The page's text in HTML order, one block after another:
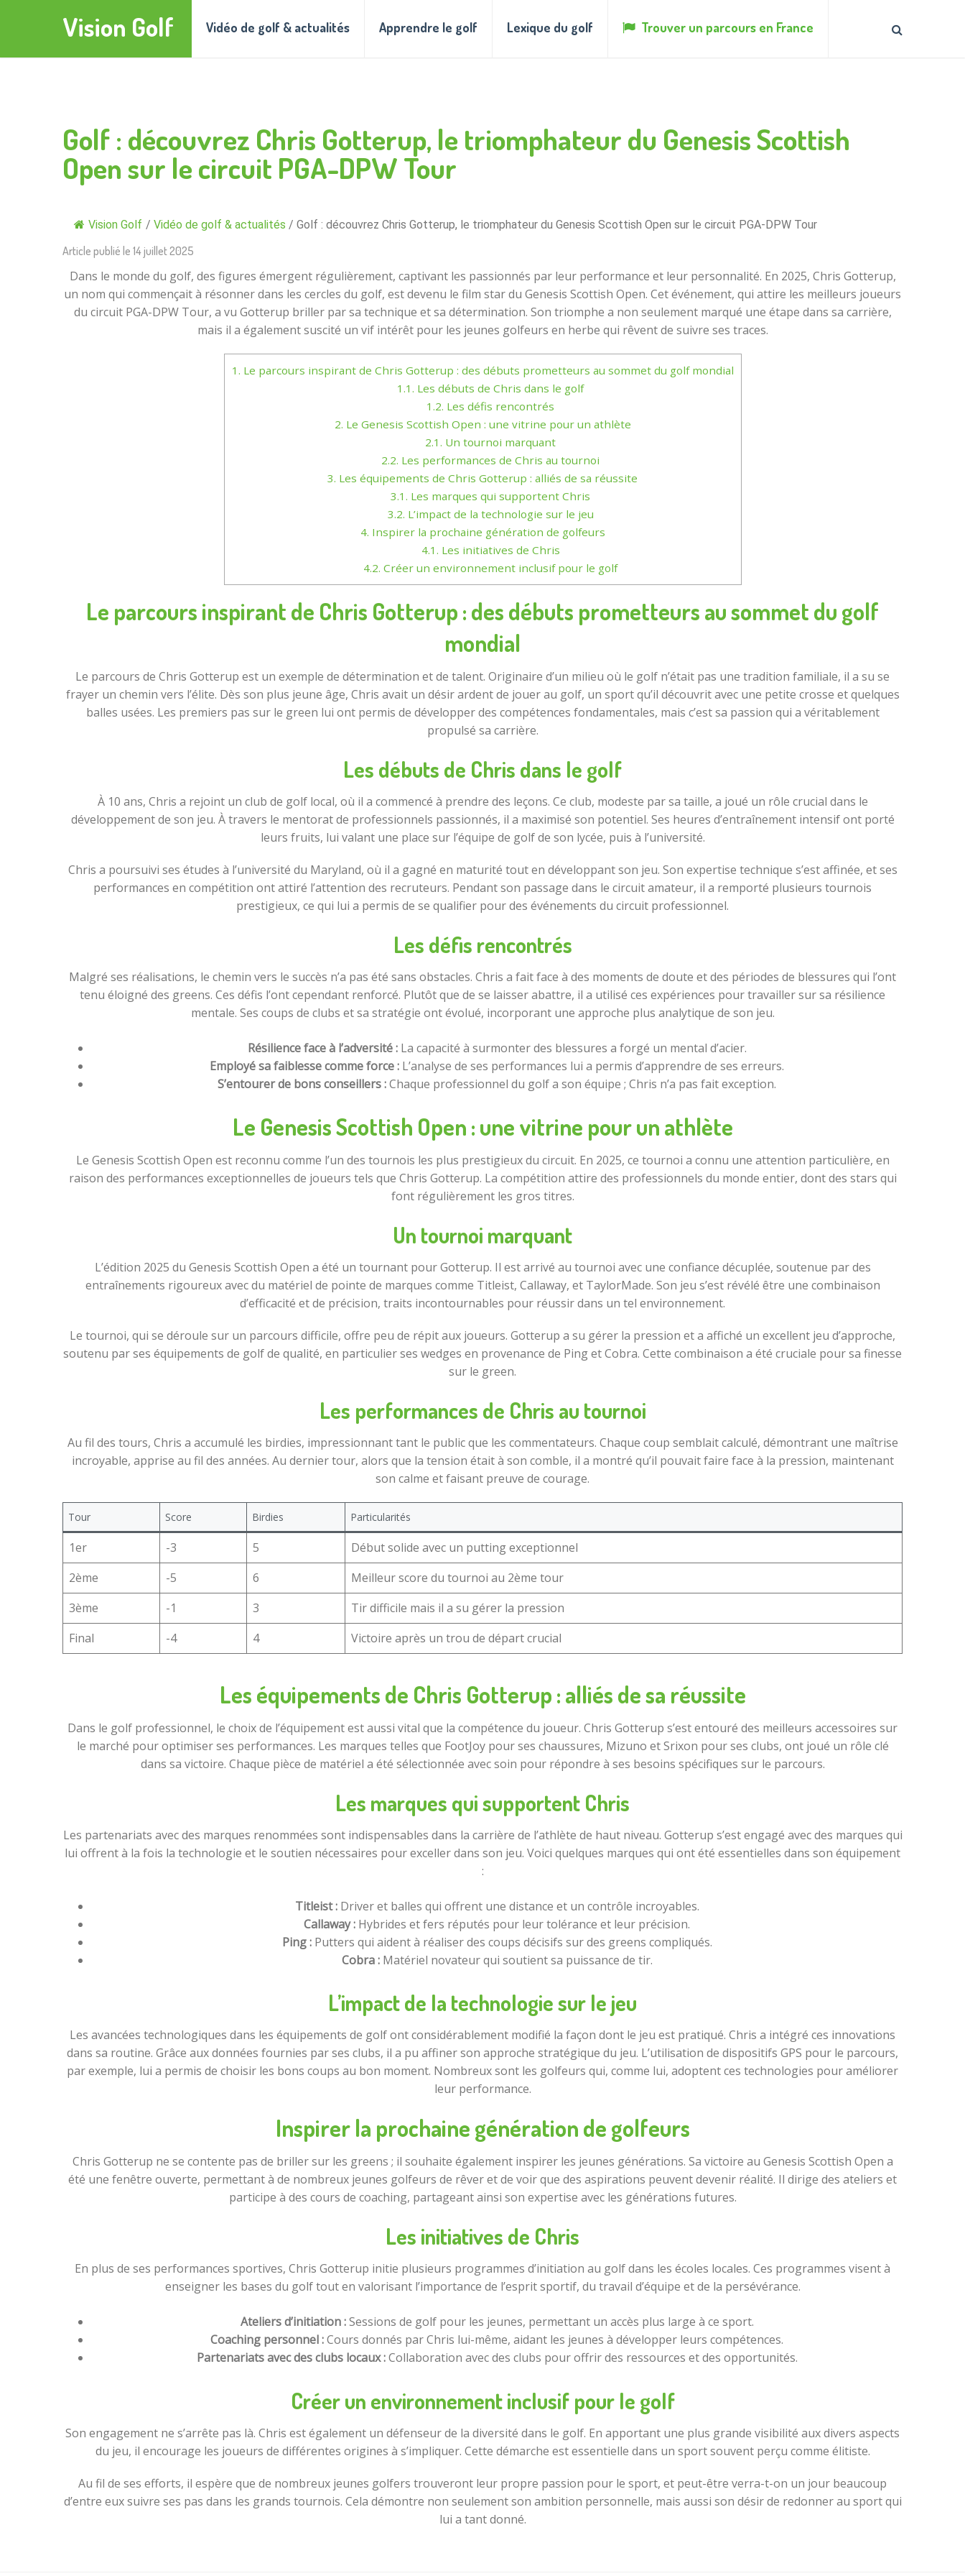
Vision Golf Vidéo de golf & actualités Apprendre le golf Lexique du golf Trouver un parcours en France
Golf : découvrez Chris Gotterup, le triomphateur du Genesis Scottish
Open sur le circuit PGA-DPW Tour
Vision Golf / Vidéo de golf & actualités / Golf : découvrez Chris Gotterup, le triomphateur du Genesis Scottish Open sur le circuit PGA-DPW Tour
Article publié le 14 juillet 2025
Dans le monde du golf, des figures émergent régulièrement, captivant les passionnés par leur performance et leur personnalité. En 2025, Chris Gotterup,
un nom qui commençait à résonner dans les cercles du golf, est devenu le film star du Genesis Scottish Open. Cet événement, qui attire les meilleurs joueurs
du circuit PGA-DPW Tour, a vu Gotterup briller par sa technique et sa détermination. Son triomphe a non seulement marqué une étape dans sa carrière,
mais il a également suscité un vif intérêt pour les jeunes golfeurs en herbe qui rêvent de suivre ses traces.
1. Le parcours inspirant de Chris Gotterup : des débuts prometteurs au sommet du golf mondial
1.1. Les débuts de Chris dans le golf
1.2. Les défis rencontrés
2. Le Genesis Scottish Open : une vitrine pour un athlète
2.1. Un tournoi marquant
2.2. Les performances de Chris au tournoi
3. Les équipements de Chris Gotterup : alliés de sa réussite
3.1. Les marques qui supportent Chris
3.2. L’impact de la technologie sur le jeu
4. Inspirer la prochaine génération de golfeurs
4.1. Les initiatives de Chris
4.2. Créer un environnement inclusif pour le golf
Le parcours inspirant de Chris Gotterup : des débuts prometteurs au sommet du golf
mondial
Le parcours de Chris Gotterup est un exemple de détermination et de talent. Originaire d’un milieu où le golf n’était pas une tradition familiale, il a su se
frayer un chemin vers l’élite. Dès son plus jeune âge, Chris avait un désir ardent de jouer au golf, un sport qu’il découvrit avec une petite crosse et quelques
balles usées. Les premiers pas sur le green lui ont permis de développer des compétences fondamentales, mais c’est sa passion qui a véritablement
propulsé sa carrière.
Les débuts de Chris dans le golf
À 10 ans, Chris a rejoint un club de golf local, où il a commencé à prendre des leçons. Ce club, modeste par sa taille, a joué un rôle crucial dans le
développement de son jeu. À travers le mentorat de professionnels passionnés, il a maximisé son potentiel. Ses heures d’entraînement intensif ont porté
leurs fruits, lui valant une place sur l’équipe de golf de son lycée, puis à l’université.
Chris a poursuivi ses études à l’université du Maryland, où il a gagné en maturité tout en développant son jeu. Son expertise technique s’est affinée, et ses
performances en compétition ont attiré l’attention des recruteurs. Pendant son passage dans le circuit amateur, il a remporté plusieurs tournois
prestigieux, ce qui lui a permis de se qualifier pour des événements du circuit professionnel.
Les défis rencontrés
Malgré ses réalisations, le chemin vers le succès n’a pas été sans obstacles. Chris a fait face à des moments de doute et des périodes de blessures qui l’ont
tenu éloigné des greens. Ces défis l’ont cependant renforcé. Plutôt que de se laisser abattre, il a utilisé ces expériences pour travailler sur sa résilience
mentale. Ses coups de clubs et sa stratégie ont évolué, incorporant une approche plus analytique de son jeu.
Résilience face à l’adversité :La capacité à surmonter des blessures a forgé un mental d’acier.
Employé sa faiblesse comme force : L’analyse de ses performances lui a permis d’apprendre de ses erreurs.
S’entourer de bons conseillers :Chaque professionnel du golf a son équipe ; Chris n’a pas fait exception.
Le Genesis Scottish Open : une vitrine pour un athlète
Le Genesis Scottish Open est reconnu comme l’un des tournois les plus prestigieux du circuit. En 2025, ce tournoi a connu une attention particulière, en
raison des performances exceptionnelles de joueurs tels que Chris Gotterup. La compétition attire des professionnels du monde entier, dont des stars qui
font régulièrement les gros titres.
Un tournoi marquant
L’édition 2025 du Genesis Scottish Open a été un tournant pour Gotterup. Il est arrivé au tournoi avec une confiance décuplée, soutenue par des
entraînements rigoureux avec du matériel de pointe de marques comme Titleist, Callaway, et TaylorMade. Son jeu s’est révélé être une combinaison
d’efficacité et de précision, traits incontournables pour réussir dans un tel environnement.
Le tournoi, qui se déroule sur un parcours difficile, offre peu de répit aux joueurs. Gotterup a su gérer la pression et a affiché un excellent jeu d’approche,
soutenu par ses équipements de golf de qualité, en particulier ses wedges en provenance de Ping et Cobra. Cette combinaison a été cruciale pour sa finesse
sur le green.
Les performances de Chris au tournoi
Au fil des tours, Chris a accumulé les birdies, impressionnant tant le public que les commentateurs. Chaque coup semblait calculé, démontrant une maîtrise
incroyable, apprise au fil des années. Au dernier tour, alors que la tension était à son comble, il a montré qu’il pouvait faire face à la pression, maintenant
son calme et faisant preuve de courage.
Tour Score Birdies Particularités
1er -3 5
Début solide avec un putting exceptionnel
2ème
-5 6
Meilleur score du tournoi au 2ème tour
3ème
-1 3
Tir difficile mais il a su gérer la pression
Final
-4 4 Victoire après un trou de départ crucial
Les équipements de Chris Gotterup : alliés de sa réussite
Dans le golf professionnel, le choix de l’équipement est aussi vital que la compétence du joueur. Chris Gotterup s’est entouré des meilleurs accessoires sur
le marché pour optimiser ses performances. Les marques telles que FootJoy pour ses chaussures, Mizuno et Srixon pour ses clubs, ont joué un rôle clé
dans sa victoire. Chaque pièce de matériel a été sélectionnée avec soin pour répondre à ses besoins spécifiques sur le parcours.
Les marques qui supportent Chris
Les partenariats avec des marques renommées sont indispensables dans la carrière de l’athlète de haut niveau. Gotterup s’est engagé avec des marques qui
lui offrent à la fois la technologie et le soutien nécessaires pour exceller dans son jeu. Voici quelques marques qui ont été essentielles dans son équipement
:
Titleist :Driver et balles qui offrent une distance et un contrôle incroyables.
Callaway : Hybrides et fers réputés pour leur tolérance et leur précision.
Ping :Putters qui aident à réaliser des coups décisifs sur des greens compliqués.
Cobra :Matériel novateur qui soutient sa puissance de tir.
L’impact de la technologie sur le jeu
Les avancées technologiques dans les équipements de golf ont considérablement modifié la façon dont le jeu est pratiqué. Chris a intégré ces innovations
dans sa routine. Grâce aux données fournies par ses clubs, il a pu affiner son approche stratégique du jeu. L’utilisation de dispositifs GPS pour le parcours,
par exemple, lui a permis de choisir les bons coups au bon moment. Nombreux sont les golfeurs qui, comme lui, adoptent ces technologies pour améliorer
leur performance.
Inspirer la prochaine génération de golfeurs
Chris Gotterup ne se contente pas de briller sur les greens ; il souhaite également inspirer les jeunes générations. Sa victoire au Genesis Scottish Open a
été une fenêtre ouverte, permettant à de nombreux jeunes golfeurs de rêver et de voir que des aspirations peuvent devenir réalité. Il dirige des ateliers et
participe à des cours de coaching, partageant ainsi son expertise avec les générations futures.
Les initiatives de Chris
En plus de ses performances sportives, Chris Gotterup initie plusieurs programmes d’initiation au golf dans les écoles locales. Ces programmes visent à
enseigner les bases du golf tout en valorisant l’importance de l’esprit sportif, du travail d’équipe et de la persévérance.
Ateliers d’initiation :Sessions de golf pour les jeunes, permettant un accès plus large à ce sport.
Coaching personnel :Cours donnés par Chris lui-même, aidant les jeunes à développer leurs compétences.
Partenariats avec des clubs locaux :Collaboration avec des clubs pour offrir des ressources et des opportunités.
Créer un environnement inclusif pour le golf
Son engagement ne s’arrête pas là. Chris est également un défenseur de la diversité dans le golf. En apportant une plus grande visibilité aux divers aspects
du jeu, il encourage les joueurs de différentes origines à s’impliquer. Cette démarche est essentielle dans un sport souvent perçu comme élitiste.
Au fil de ses efforts, il espère que de nombreux jeunes golfers trouveront leur propre passion pour le sport, et peut-être verra-t-on un jour beaucoup
d’entre eux suivre ses pas dans les grands tournois. Cela démontre non seulement son ambition personnelle, mais aussi son désir de redonner au sport qui
lui a tant donné.